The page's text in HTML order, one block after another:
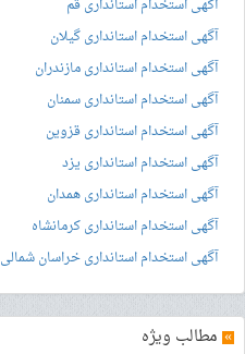
آگهی استخدام استانداری قم
آگهی استخدام استانداری گیلان
آگهی استخدام استانداری مازندران
آگهی استخدام استانداری سمنان
آگهی استخدام استانداری قزوین
آگهی استخدام استانداری یزد
آگهی استخدام استانداری همدان
آگهی استخدام استانداری کرمانشاه
آگهی استخدام استانداری خراسان شمالی
» مطالب ویژه